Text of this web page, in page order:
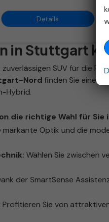
Details
in Stuttgart
zuverlässigen SUV für die
Nord finden Sie eine
Hybrid.
die richtige Wahl für Sie
markante Optik und die
Wählen Sie zwischen
der SmartSense
Profitieren Sie von